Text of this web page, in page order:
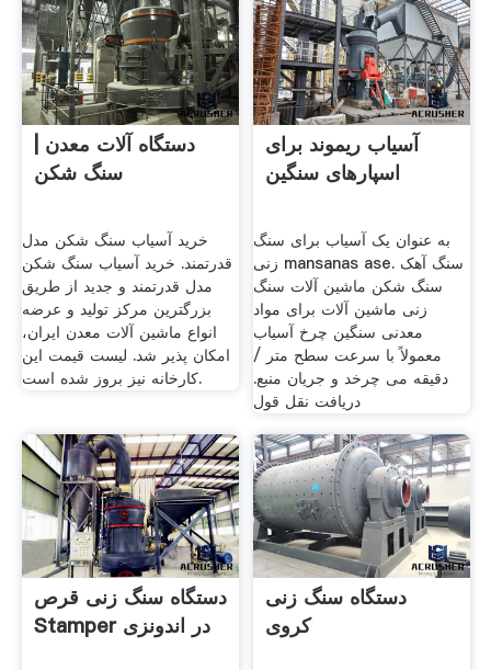
دستگاه آلات معدن |
سنگ شکن
خرید آسیاب سنگ شکن مدل
قدرتمند. خرید آسیاب سنگ شکن
مدل قدرتمند و جدید از طریق
بزرگترین مرکز تولید و عرضه
انواع ماشین آلات معدن ایران،
امکان پذیر شد. لیست قیمت این
کارخانه نیز بروز شده است.
آسیاب ریموند برای
اسپارهای سنگین
به عنوان یک آسیاب برای سنگ
زنی mansanas ase. سنگ آهک
سنگ شکن ماشین آلات سنگ
زنی ماشین آلات برای مواد
معدنی سنگین چرخ آسیاب
معمولاً با سرعت سطح متر /
دقیقه می چرخد و جریان منبع.
دریافت نقل قول
دستگاه سنگ زنی قرص
Stamper در اندونزی
دستگاه سنگ زنی
کروی